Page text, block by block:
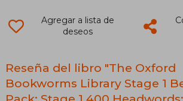
Agregar a lista de
deseos
Reseña del libro "The Oxford
Bookworms Library Stage 1